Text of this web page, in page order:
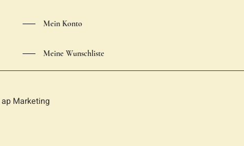
Mein Konto
Meine Wunschliste
ap Marketing